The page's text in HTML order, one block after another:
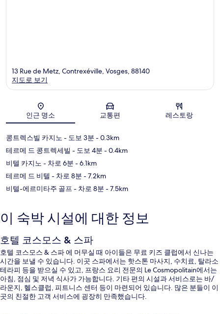
지도
13 Rue de Metz, Contrexéville, Vosges, 88140
지도로 보기
인근 명소 교통편 레스토랑
콩트렉스빌 카지노 - 도보 3분 - 0.3km
테르메 드 콩트렉세빌 - 도보 4분 - 0.4km
비텔 카지노 - 차로 6분 - 6.1km
테르메 드 비텔 - 차로 8분 - 7.2km
비텔-에르미타주 골프 - 차로 8분 - 7.5km
이 숙박 시설에 대한 정보
호텔 코스모스 & 스파
호텔 코스모스 & 스파 에 머무실 때 아이들은 무료 키즈 클럽에서 신나는
시간을 보낼 수 있습니다. 이곳 스파에서는 핫스톤 마사지, 수치료, 탈라소
테라피 등을 받으실 수 있고, 프랑스 요리 전문의 Le Cosmopolitain에서는
아침, 점심 및 저녁 식사가 가능합니다. 기타 편의 시설과 서비스로는 바/
라운지, 헬스클럽, 피트니스 센터 등이 마련되어 있습니다. 많은 분들이 이
곳의 친절한 고객 서비스에 굉장히 만족했습니다.